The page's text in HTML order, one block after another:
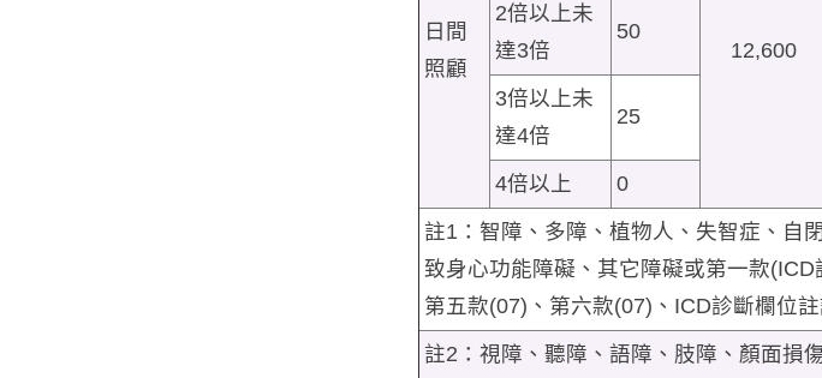
日間
照顧
12,600
2倍以上未
達3倍
50
3倍以上未
達4倍
25
4倍以上 0
註1：智障、多障、植物人、失智症、自
致身心功能障礙、其它障礙或第一款
第五款(07)、第六款(07)、ICD診斷欄位
註2：視障、聽障、語障、肢障、顏面損